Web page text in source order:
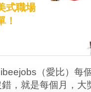
式職場
！
ibeejobs（愛比）每
，就是每個月，大